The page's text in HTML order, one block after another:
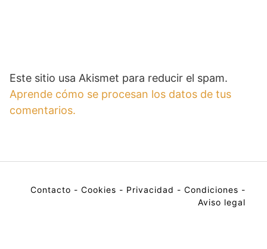
Este sitio usa Akismet para reducir el spam.
Aprende cómo se procesan los datos de tus
comentarios.
Contacto - Cookies - Privacidad - Condiciones -
Aviso legal